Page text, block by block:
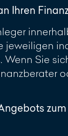
Ihren
jeweiligen
Sie